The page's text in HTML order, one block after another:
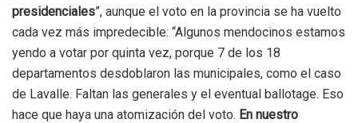
presidenciales”, aunque el voto en la provincia se ha vuelto
cada vez más impredecible: “Algunos mendocinos estamos
yendo a votar por quinta vez, porque 7 de los 18
departamentos desdoblaron las municipales, como el caso
de Lavalle. Faltan las generales y el eventual ballotage. Eso
hace que haya una atomización del voto. En nuestro